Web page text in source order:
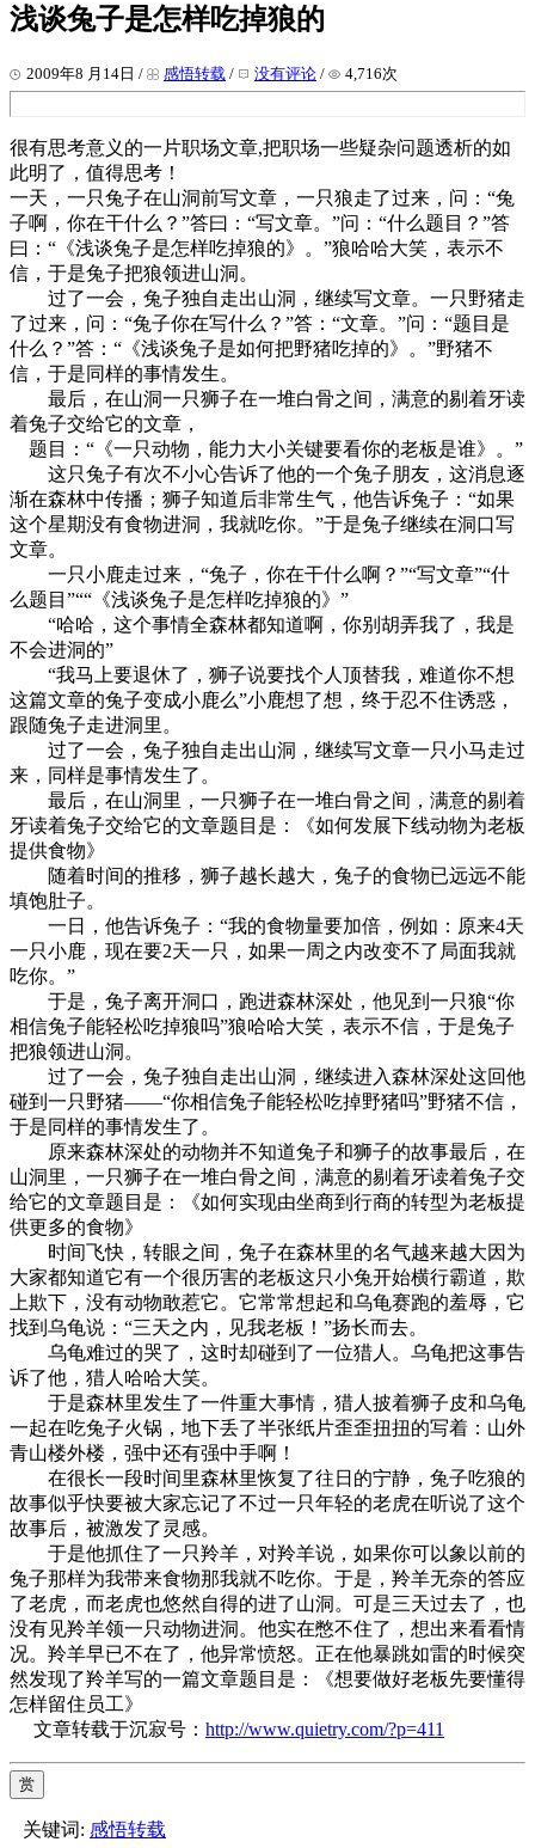
浅谈兔子是怎样吃掉狼的
2009年8 月14日 / 感悟转载 / 没有评论 / 4,716次
很有思考意义的一片职场文章,把职场一些疑杂问题透析的如
此明了，值得思考！
一天，一只兔子在山洞前写文章，一只狼走了过来，问：“兔
子啊，你在干什么？”答曰：“写文章。”问：“什么题目？”答
曰：“《浅谈兔子是怎样吃掉狼的》。”狼哈哈大笑，表示不
信，于是兔子把狼领进山洞。
过了一会，兔子独自走出山洞，继续写文章。一只野猪走
了过来，问：“兔子你在写什么？”答：“文章。”问：“题目是
什么？”答：“《浅谈兔子是如何把野猪吃掉的》。”野猪不
信，于是同样的事情发生。
最后，在山洞一只狮子在一堆白骨之间，满意的剔着牙读
着兔子交给它的文章，
题目：“《一只动物，能力大小关键要看你的老板是谁》。”
这只兔子有次不小心告诉了他的一个兔子朋友，这消息逐
渐在森林中传播；狮子知道后非常生气，他告诉兔子：“如果
这个星期没有食物进洞，我就吃你。”于是兔子继续在洞口写
文章。
一只小鹿走过来，“兔子，你在干什么啊？”“写文章”“什
么题目”““《浅谈兔子是怎样吃掉狼的》”
“哈哈，这个事情全森林都知道啊，你别胡弄我了，我是
不会进洞的”
“我马上要退休了，狮子说要找个人顶替我，难道你不想
这篇文章的兔子变成小鹿么”小鹿想了想，终于忍不住诱惑，
跟随兔子走进洞里。
过了一会，兔子独自走出山洞，继续写文章一只小马走过
来，同样是事情发生了。
最后，在山洞里，一只狮子在一堆白骨之间，满意的剔着
牙读着兔子交给它的文章题目是：《如何发展下线动物为老板
提供食物》
随着时间的推移，狮子越长越大，兔子的食物已远远不能
填饱肚子。
一日，他告诉兔子：“我的食物量要加倍，例如：原来4天
一只小鹿，现在要2天一只，如果一周之内改变不了局面我就
吃你。”
于是，兔子离开洞口，跑进森林深处，他见到一只狼“你
相信兔子能轻松吃掉狼吗”狼哈哈大笑，表示不信，于是兔子
把狼领进山洞。
过了一会，兔子独自走出山洞，继续进入森林深处这回他
碰到一只野猪——“你相信兔子能轻松吃掉野猪吗”野猪不信，
于是同样的事情发生了。
原来森林深处的动物并不知道兔子和狮子的故事最后，在
山洞里，一只狮子在一堆白骨之间，满意的剔着牙读着兔子交
给它的文章题目是：《如何实现由坐商到行商的转型为老板提
供更多的食物》
时间飞快，转眼之间，兔子在森林里的名气越来越大因为
大家都知道它有一个很历害的老板这只小兔开始横行霸道，欺
上欺下，没有动物敢惹它。它常常想起和乌龟赛跑的羞辱，它
找到乌龟说：“三天之内，见我老板！”扬长而去。
乌龟难过的哭了，这时却碰到了一位猎人。乌龟把这事告
诉了他，猎人哈哈大笑。
于是森林里发生了一件重大事情，猎人披着狮子皮和乌龟
一起在吃兔子火锅，地下丢了半张纸片歪歪扭扭的写着：山外
青山楼外楼，强中还有强中手啊！
在很长一段时间里森林里恢复了往日的宁静，兔子吃狼的
故事似乎快要被大家忘记了不过一只年轻的老虎在听说了这个
故事后，被激发了灵感。
于是他抓住了一只羚羊，对羚羊说，如果你可以象以前的
兔子那样为我带来食物那我就不吃你。于是，羚羊无奈的答应
了老虎，而老虎也悠然自得的进了山洞。可是三天过去了，也
没有见羚羊领一只动物进洞。他实在憋不住了，想出来看看情
况。羚羊早已不在了，他异常愤怒。正在他暴跳如雷的时候突
然发现了羚羊写的一篇文章题目是：《想要做好老板先要懂得
怎样留住员工》
文章转载于沉寂号： http://www.quietry.com/?p=411
赏
关键词: 感悟转载